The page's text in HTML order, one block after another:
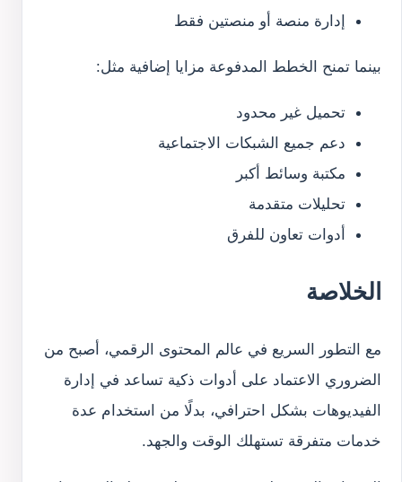
إدارة منصة أو منصتين فقط
بينما تمنح الخطط المدفوعة مزايا إضافية مثل:
تحميل غير محدود
دعم جميع الشبكات الاجتماعية
مكتبة وسائط أكبر
تحليلات متقدمة
أدوات تعاون للفرق
الخلاصة
مع التطور السريع في عالم المحتوى الرقمي، أصبح من
الضروري الاعتماد على أدوات ذكية تساعد في إدارة
الفيديوهات بشكل احترافي، بدلًا من استخدام عدة
خدمات متفرقة تستهلك الوقت والجهد.